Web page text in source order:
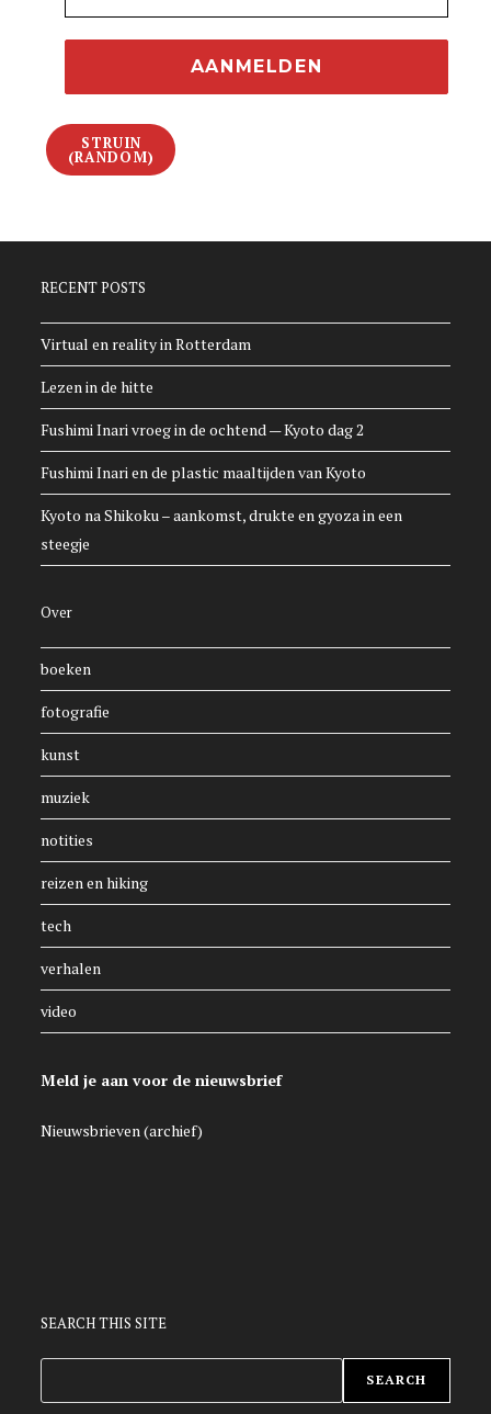
STRUIN
(RANDOM)
RECENT POSTS
Virtual en reality in Rotterdam
Lezen in de hitte
Fushimi Inari vroeg in de ochtend — Kyoto dag 2
Fushimi Inari en de plastic maaltijden van Kyoto
Kyoto na Shikoku – aankomst, drukte en gyoza in een
steegje
Over
boeken
fotografie
kunst
muziek
notities
reizen en hiking
tech
verhalen
video
Meld je aan voor de nieuwsbrief
Nieuwsbrieven (archief)
SEARCH THIS SITE
SEARCH